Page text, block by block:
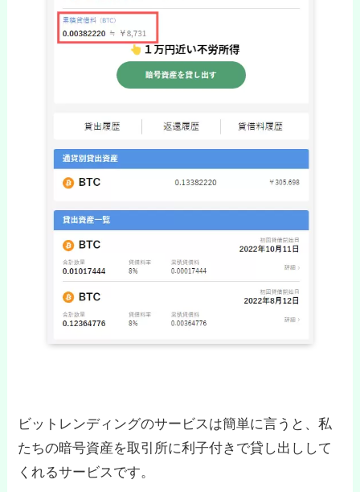
ビットレンディングのサービスは簡単に言うと、私
たちの暗号資産を取引所に利子付きで貸し出しして
くれるサービスです。